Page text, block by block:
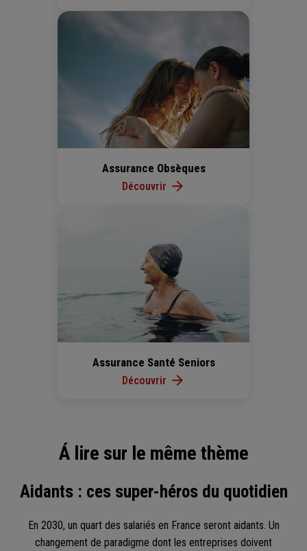
Assurance Obsèques
Découvrir
Assurance Santé Seniors
Découvrir
Á lire sur le même thème
Aidants : ces super-héros du quotidien
En 2030, un quart des salariés en France seront aidants. Un
changement de paradigme dont les entreprises doivent